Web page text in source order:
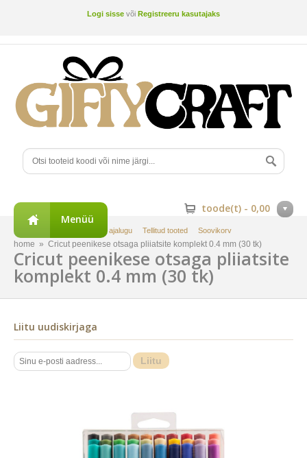
Logi sisse või Registreeru kasutajaks
toode(t) - 0,00
Tellimuste ajalugu Tellitud tooted Soovikorv
Menüü
home » Cricut peenikese otsaga pliiatsite komplekt 0.4 mm (30 tk)
Cricut peenikese otsaga pliiatsite
komplekt 0.4 mm (30 tk)
Liitu uudiskirjaga
Liitu